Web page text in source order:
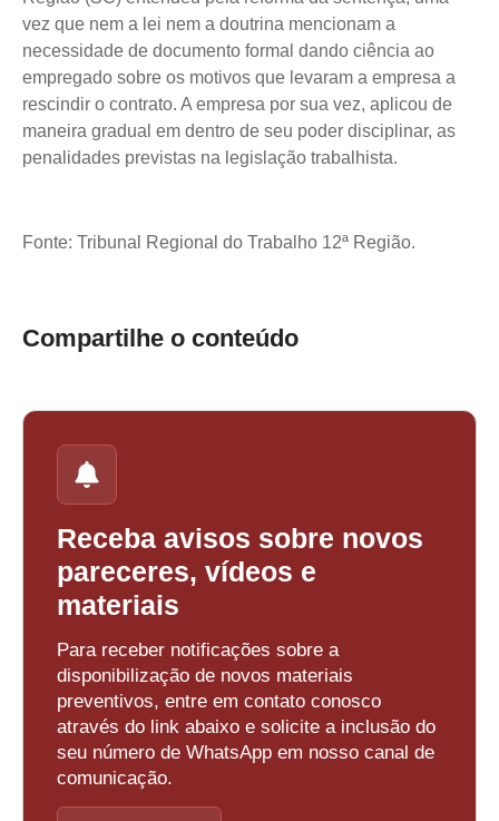
vez que nem a lei nem a doutrina mencionam a
necessidade de documento formal dando ciência ao
empregado sobre os motivos que levaram a empresa a
rescindir o contrato. A empresa por sua vez, aplicou de
maneira gradual em dentro de seu poder disciplinar, as
penalidades previstas na legislação trabalhista.
Fonte: Tribunal Regional do Trabalho 12ª Região.
Compartilhe o conteúdo
Receba avisos sobre novos
pareceres, vídeos e
materiais
Para receber notificações sobre a
disponibilização de novos materiais
preventivos, entre em contato conosco
através do link abaixo e solicite a inclusão do
seu número de WhatsApp em nosso canal de
comunicação.